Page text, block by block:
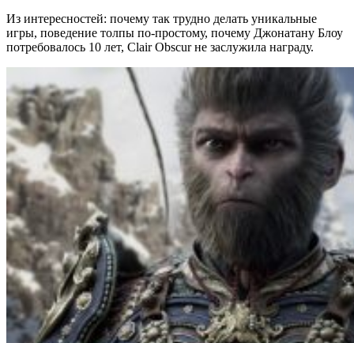
Из интересностей: почему так трудно делать уникальные
игры, поведение толпы по-простому, почему Джонатану Блоу
потребовалось 10 лет, Clair Obscur не заслужила награду.